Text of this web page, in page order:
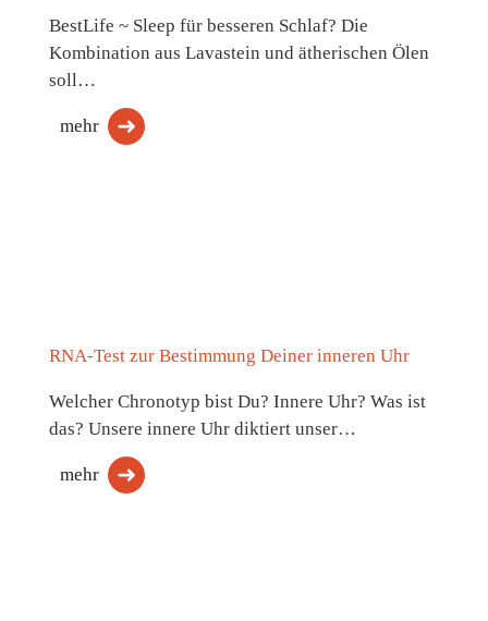
BestLife ~ Sleep für besseren Schlaf? Die
Kombination aus Lavastein und ätherischen Ölen
soll…
mehr
RNA-Test zur Bestimmung Deiner inneren Uhr
Welcher Chronotyp bist Du? Innere Uhr? Was ist
das? Unsere innere Uhr diktiert unser…
mehr